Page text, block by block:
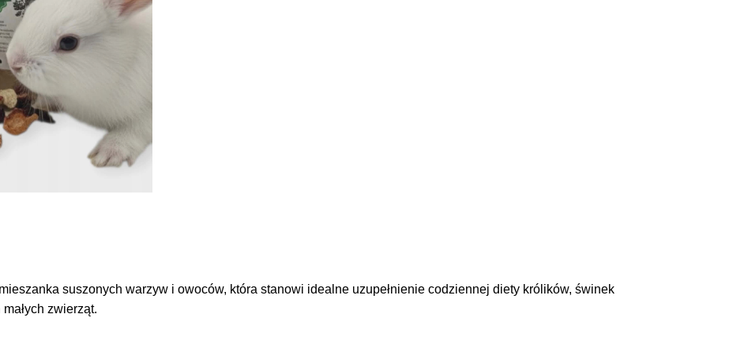
suszonych warzyw i owoców, która stanowi idealne uzupełnienie codziennej diety królików, świnek
zwierząt.